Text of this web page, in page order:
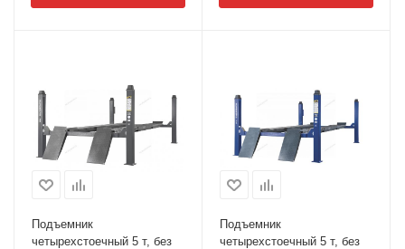
Подъемник
четырехстоечный 5 т, без
Подъемник
четырехстоечный 5 т, без